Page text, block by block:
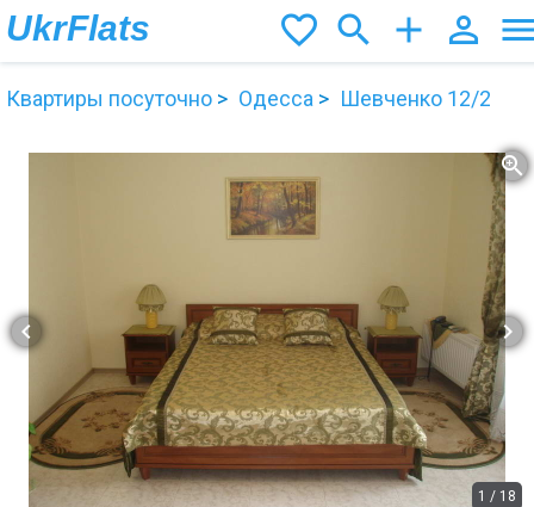
UkrFlats person_outline
add
search
favorite_border
Квартиры посуточно Одесса Шевченко 12/2
zoom_in
chevron_left chevron_right
1 / 18